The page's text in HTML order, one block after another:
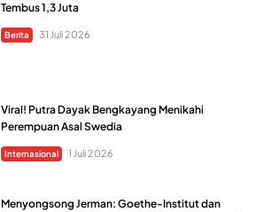
Tembus 1,3 Juta
Berita 31 Juli 2026
Viral! Putra Dayak Bengkayang Menikahi
Perempuan Asal Swedia
Internasional 1 Juli 2026
Menyongsong Jerman: Goethe-Institut dan